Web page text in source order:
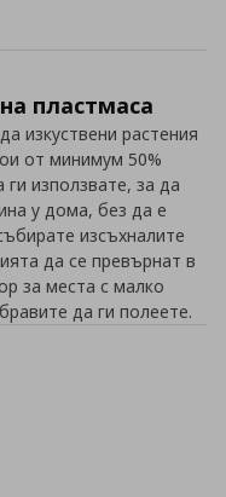
пластмаса
изкуствени растения
от минимум 50%
използвате, за да
у дома, без да е
изсъхналите
да се превърнат в
за места с малко
да ги полеете.